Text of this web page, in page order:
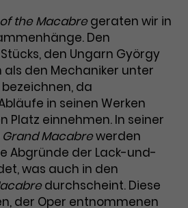
the Macabregeraten wir in
Den
den Ungarn György
als den Mechaniker unter
da
in seinen Werken
Platz einnehmen. In seiner
Grand Macabrewerden
Abgründe der Lack-und-
was auch in den
durchscheint. Diese
der Oper entnommenen